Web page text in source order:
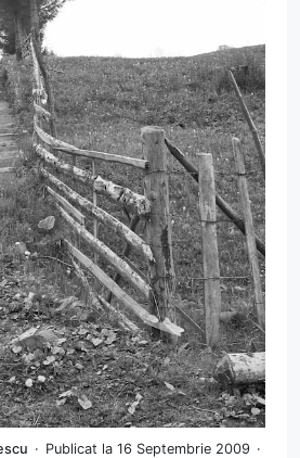
Publicat la 16 Septembrie 2009